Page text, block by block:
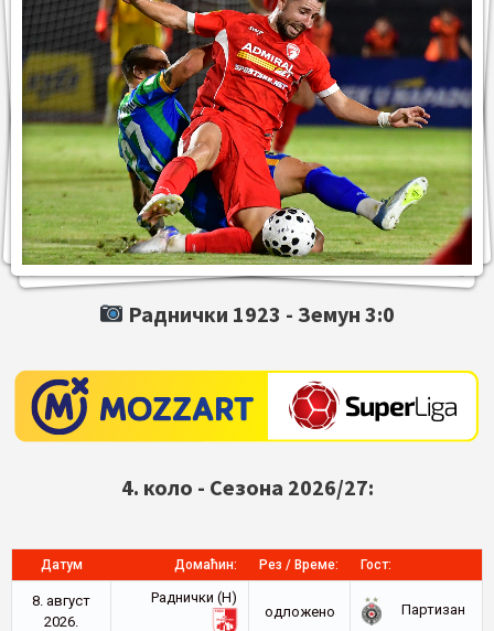
Раднички 1923 -Земун 3:0
4. коло - Сезона 2026/27:
Датум Домаћин: Рез / Време: Гост:
8. август
2026.
Раднички (Н)
oдложено
Партизан